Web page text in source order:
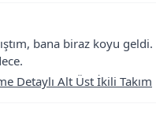
bana biraz koyu
Detaylı Alt Üst İkili Takım